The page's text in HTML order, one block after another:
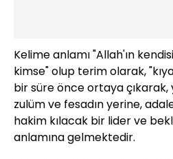
Kelime anlamı "Allah'ın
kimse" olup terim olarak,
bir süre önce ortaya
zulüm ve fesadın yerine,
hakim kılacak bir lider ve
anlamına gelmektedir.